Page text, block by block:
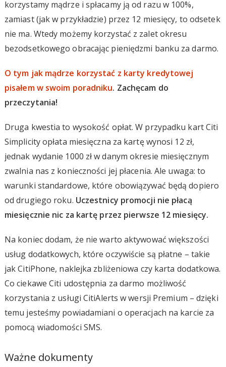
korzystamy mądrze i spłacamy ją od razu w 100%,
zamiast (jak w przykładzie) przez 12 miesięcy, to odsetek
nie ma. Wtedy możemy korzystać z zalet okresu
bezodsetkowego obracając pieniędzmi banku za darmo.
O tym jak mądrze korzystać z karty kredytowej
pisałem w swoim poradniku. Zachęcam do
przeczytania!
Druga kwestia to wysokość opłat. W przypadku kart Citi
Simplicity opłata miesięczna za kartę wynosi 12 zł,
jednak wydanie 1000 zł w danym okresie miesięcznym
zwalnia nas z konieczności jej płacenia. Ale uwaga: to
warunki standardowe, które obowiązywać będą dopiero
od drugiego roku. Uczestnicy promocji nie płacą
miesięcznie nic za kartę przez pierwsze 12 miesięcy.
Na koniec dodam, że nie warto aktywować większości
usług dodatkowych, które oczywiście są płatne – takie
jak CitiPhone, naklejka zbliżeniowa czy karta dodatkowa.
Co ciekawe Citi udostępnia za darmo możliwość
korzystania z usługi CitiAlerts w wersji Premium – dzięki
temu jesteśmy powiadamiani o operacjach na karcie za
pomocą wiadomości SMS.
Ważne dokumenty